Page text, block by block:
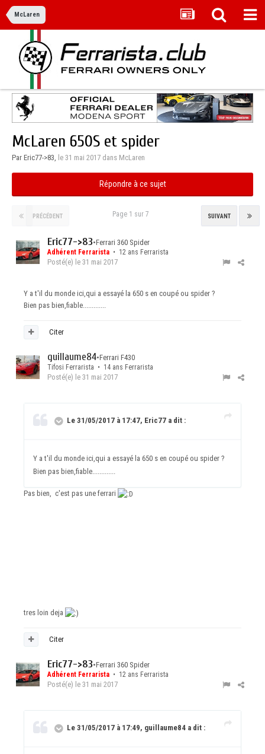
McLaren
McLaren 650S et spider
Par Eric77->83, le 31 mai 2017 dans McLaren
Répondre à ce sujet
PRÉCÉDENT SUIVANT
Page 1 sur 7
Eric77->83•Ferrari 360 Spider
Adhérent Ferrarista • 12 ans Ferrarista
Posté(e) le 31 mai 2017
Y a t'il du monde ici,qui a essayé la 650 s en coupé ou spider ?
Bien pas bien,fiable.............
Citer
guillaume84•Ferrari F430
Tifosi Ferrarista • 14 ans Ferrarista
Posté(e) le 31 mai 2017
Le 31/05/2017 à 17:47, Eric77 a dit :
Y a t'il du monde ici,qui a essayé la 650 s en coupé ou spider ?
Bien pas bien,fiable.............
Pas bien, c'est pas une ferrari
tres loin deja
Citer
Eric77->83•Ferrari 360 Spider
Adhérent Ferrarista • 12 ans Ferrarista
Posté(e) le 31 mai 2017
Le 31/05/2017 à 17:49, guillaume84 a dit :